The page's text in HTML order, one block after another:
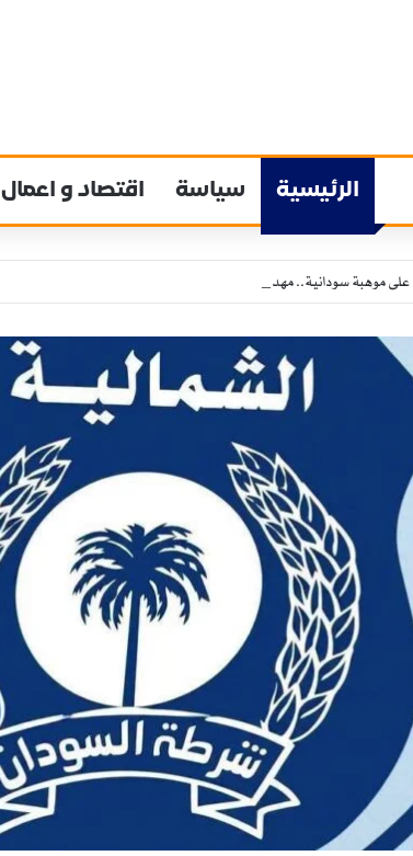
الرئيسية سياسة اقتصاد و اعمال
موهبة سودانية.. مهدي الجزولي يخطف الأنظار في أقوى دوري في العالم